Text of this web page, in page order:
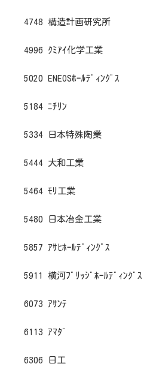
4748 構造計画研究所
4996 ｸﾐｱｲ化学工業
5020 ENEOSﾎｰﾙﾃﾞｨﾝｸﾞｽ
5184 ﾆﾁﾘﾝ
5334 日本特殊陶業
5444 大和工業
5464 ﾓﾘ工業
5480 日本冶金工業
5857 ｱｻﾋﾎｰﾙﾃﾞｨﾝｸﾞｽ
5911 横河ﾌﾞﾘｯｼﾞﾎｰﾙﾃﾞｨﾝｸﾞｽ
6073 ｱｻﾝﾃ
6113 ｱﾏﾀﾞ
6306 日工